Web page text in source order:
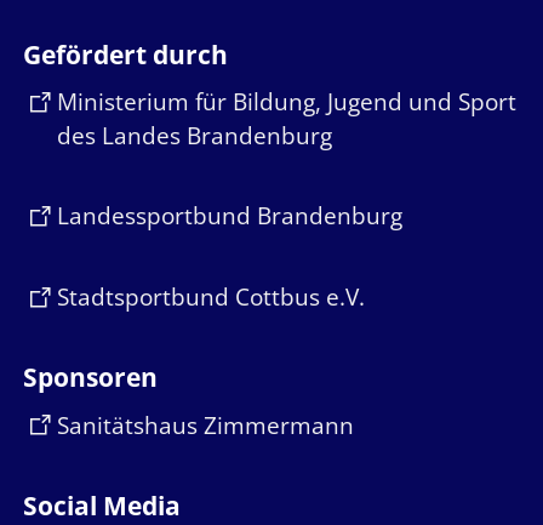
Gefördert durch
Ministerium für Bildung, Jugend und Sport
des Landes Brandenburg
Landessportbund Brandenburg
Stadtsportbund Cottbus e.V.
Sponsoren
Sanitätshaus Zimmermann
Social Media